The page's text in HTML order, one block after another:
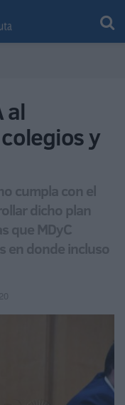
al
y
cumpla con el
dicho plan
que MDyC
en donde incluso